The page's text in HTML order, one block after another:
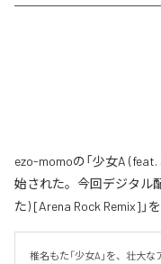
ezo-momoの「少女A
始された。今回デジタル
た) [Arena Rock Remix]」
椎名もた「少女A」を、壮大